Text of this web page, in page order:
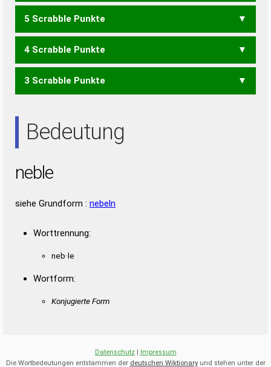
BEL LEB BENE EBEN
5 Scrabble Punkte
BEN ELEN
4 Scrabble Punkte
LEE
3 Scrabble Punkte
Bedeutung
neble
siehe Grundform : nebeln
Worttrennung:
neb·le
Wortform:
Konjugierte Form
Datenschutz| Impressum
Die Wortbedeutungen entstammen der deutschen Wiktionaryund stehen unter der